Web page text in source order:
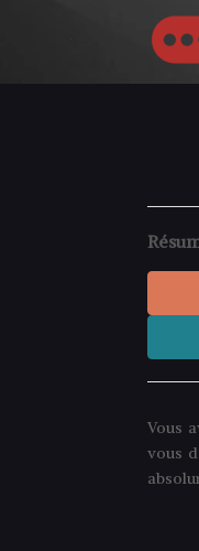
Vous
vous